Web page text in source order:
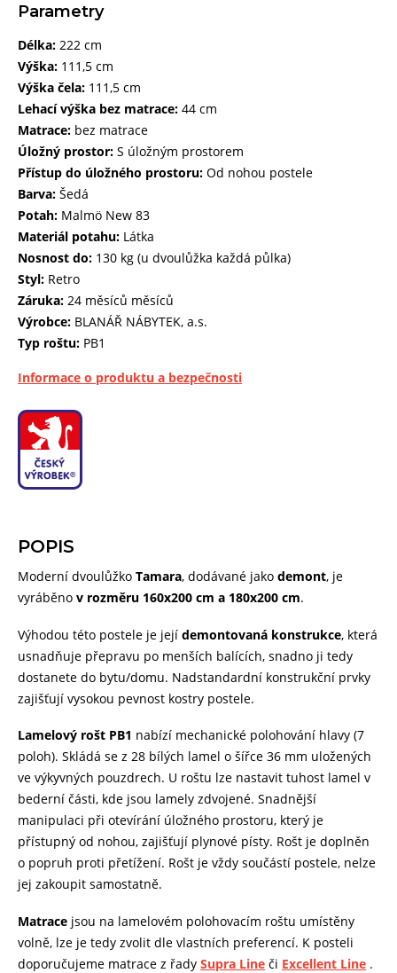
POPIS
Moderní dvoulůžko Tamara, dodávané jako demont, je
vyráběno v rozměru 160x200 cm a 180x200 cm.
Výhodou této postele je její demontovaná konstrukce, která
usnadňuje přepravu po menších balících, snadno ji tedy
dostanete do bytu/domu. Nadstandardní konstrukční prvky
zajišťují vysokou pevnost kostry postele.
Lamelový rošt PB1 nabízí mechanické polohování hlavy (7
poloh). Skládá se z 28 bílých lamel o šířce 36 mm uložených
ve výkyvných pouzdrech. U roštu lze nastavit tuhost lamel v
bederní části, kde jsou lamely zdvojené. Snadnější
manipulaci při otevírání úložného prostoru, který je
přístupný od nohou, zajišťují plynové písty. Rošt je doplněn
o popruh proti přetížení. Rošt je vždy součástí postele, nelze
jej zakoupit samostatně.
Matrace jsou na lamelovém polohovacím roštu umístěny
volně, lze je tedy zvolit dle vlastních preferencí. K posteli
doporučujeme matrace z řady Supra Line či Excellent Line .
Parametry
Délka: 222 cm
Výška: 111,5 cm
Výška čela: 111,5 cm
Lehací výška bez matrace: 44 cm
Matrace: bez matrace
Úložný prostor: S úložným prostorem
Přístup do úložného prostoru: Od nohou postele
Barva: Šedá
Potah: Malmö New 83
Materiál potahu: Látka
Nosnost do: 130 kg (u dvoulůžka každá půlka)
Styl: Retro
Záruka: 24 měsíců měsíců
Výrobce: BLANÁŘ NÁBYTEK, a.s.
Typ roštu: PB1
Informace o produktu a bezpečnosti